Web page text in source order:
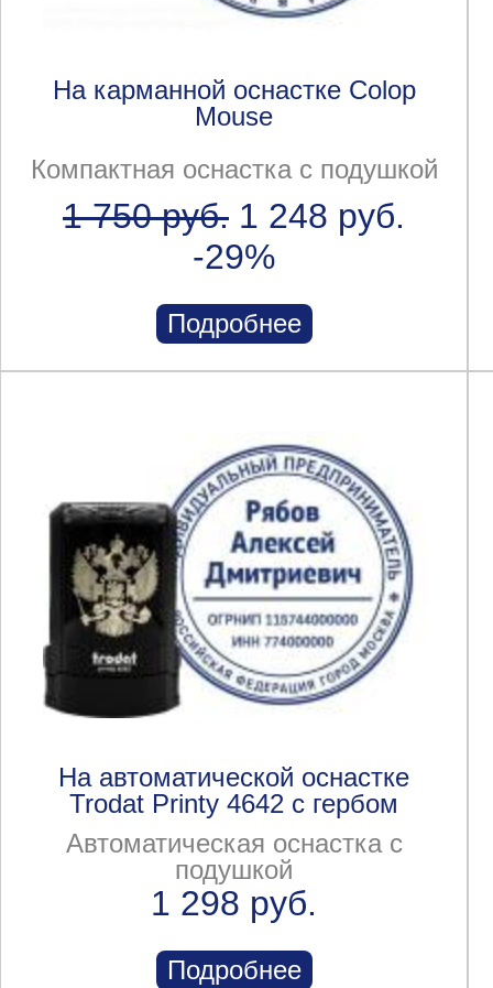
На карманной оснастке Colop
Mouse
Компактная оснастка с подушкой
1 750 руб. 1 248 руб.
-29%
Подробнее
На автоматической оснастке
Trodat Printy 4642 с гербом
Автоматическая оснастка с
подушкой
1 298 руб.
Подробнее